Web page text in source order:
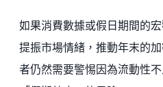
如果消費數據或假日期間的
提振市場情緒，推動年末的
者仍然需要警惕因為流動性